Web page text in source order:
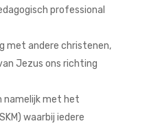
professional
met andere christenen,
Jezus ons richting
namelijk met het
waarbij iedere